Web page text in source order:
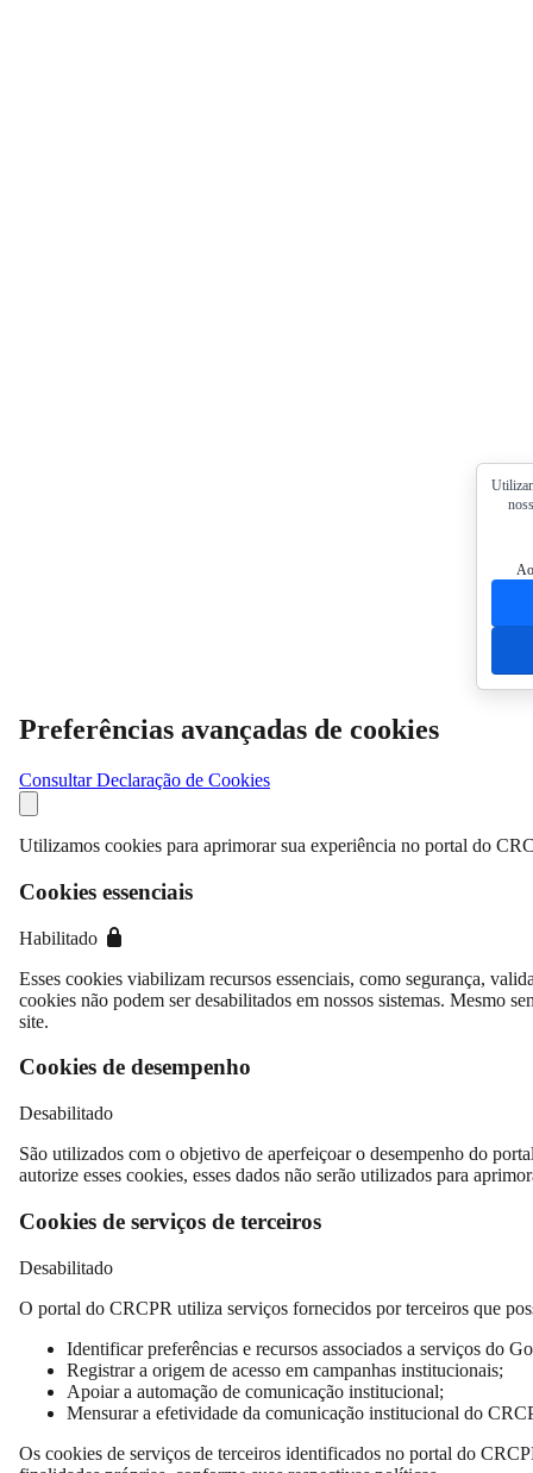
Preferências avançadas de cookies
Consultar Declaração de Cookies
Utilizamos cookies para aprimorar sua experiência no portal do
Cookies essenciais
Habilitado
Esses cookies viabilizam recursos essenciais, como segurança,
cookies não podem ser desabilitados em nossos sistemas. Mesmo
site.
Cookies de desempenho
Desabilitado
São utilizados com o objetivo de aperfeiçoar o desempenho do
autorize esses cookies, esses dados não serão utilizados para
Cookies de serviços de terceiros
Desabilitado
O portal do CRCPR utiliza serviços fornecidos por terceiros que
Identificar preferências e recursos associados a serviços do
Registrar a origem de acesso em campanhas institucionais;
Apoiar a automação de comunicação institucional;
Mensurar a efetividade da comunicação institucional do
Os cookies de serviços de terceiros identificados no portal do